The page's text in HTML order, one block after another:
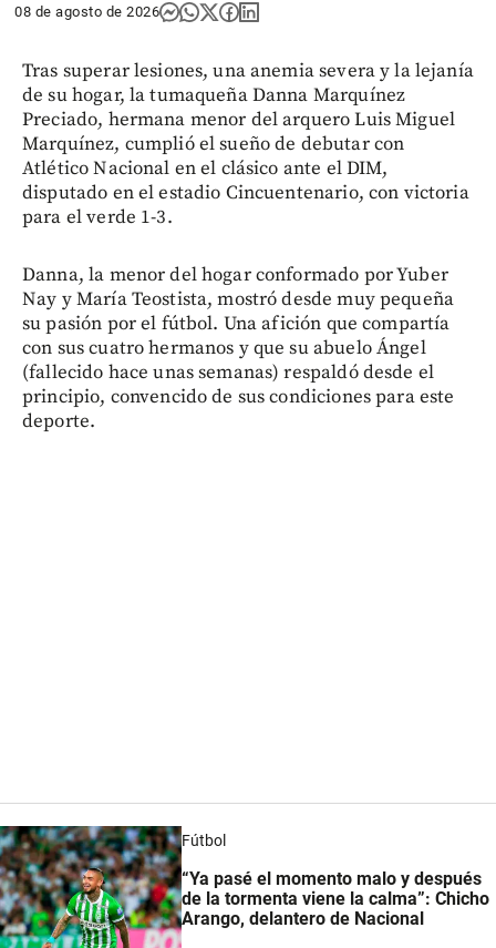
08 de agosto de 2026
Tras superar lesiones, una anemia severa y la lejanía
de su hogar, la tumaqueña Danna Marquínez
Preciado, hermana menor del arquero Luis Miguel
Marquínez, cumplió el sueño de debutar con
Atlético Nacional en el clásico ante el DIM,
disputado en el estadio Cincuentenario, con victoria
para el verde 1-3.
Danna, la menor del hogar conformado por Yuber
Nay y María Teostista, mostró desde muy pequeña
su pasión por el fútbol. Una afición que compartía
con sus cuatro hermanos y que su abuelo Ángel
(fallecido hace unas semanas) respaldó desde el
principio, convencido de sus condiciones para este
deporte.
Fútbol
“Ya pasé el momento malo y después
de la tormenta viene la calma”: Chicho
Arango, delantero de Nacional